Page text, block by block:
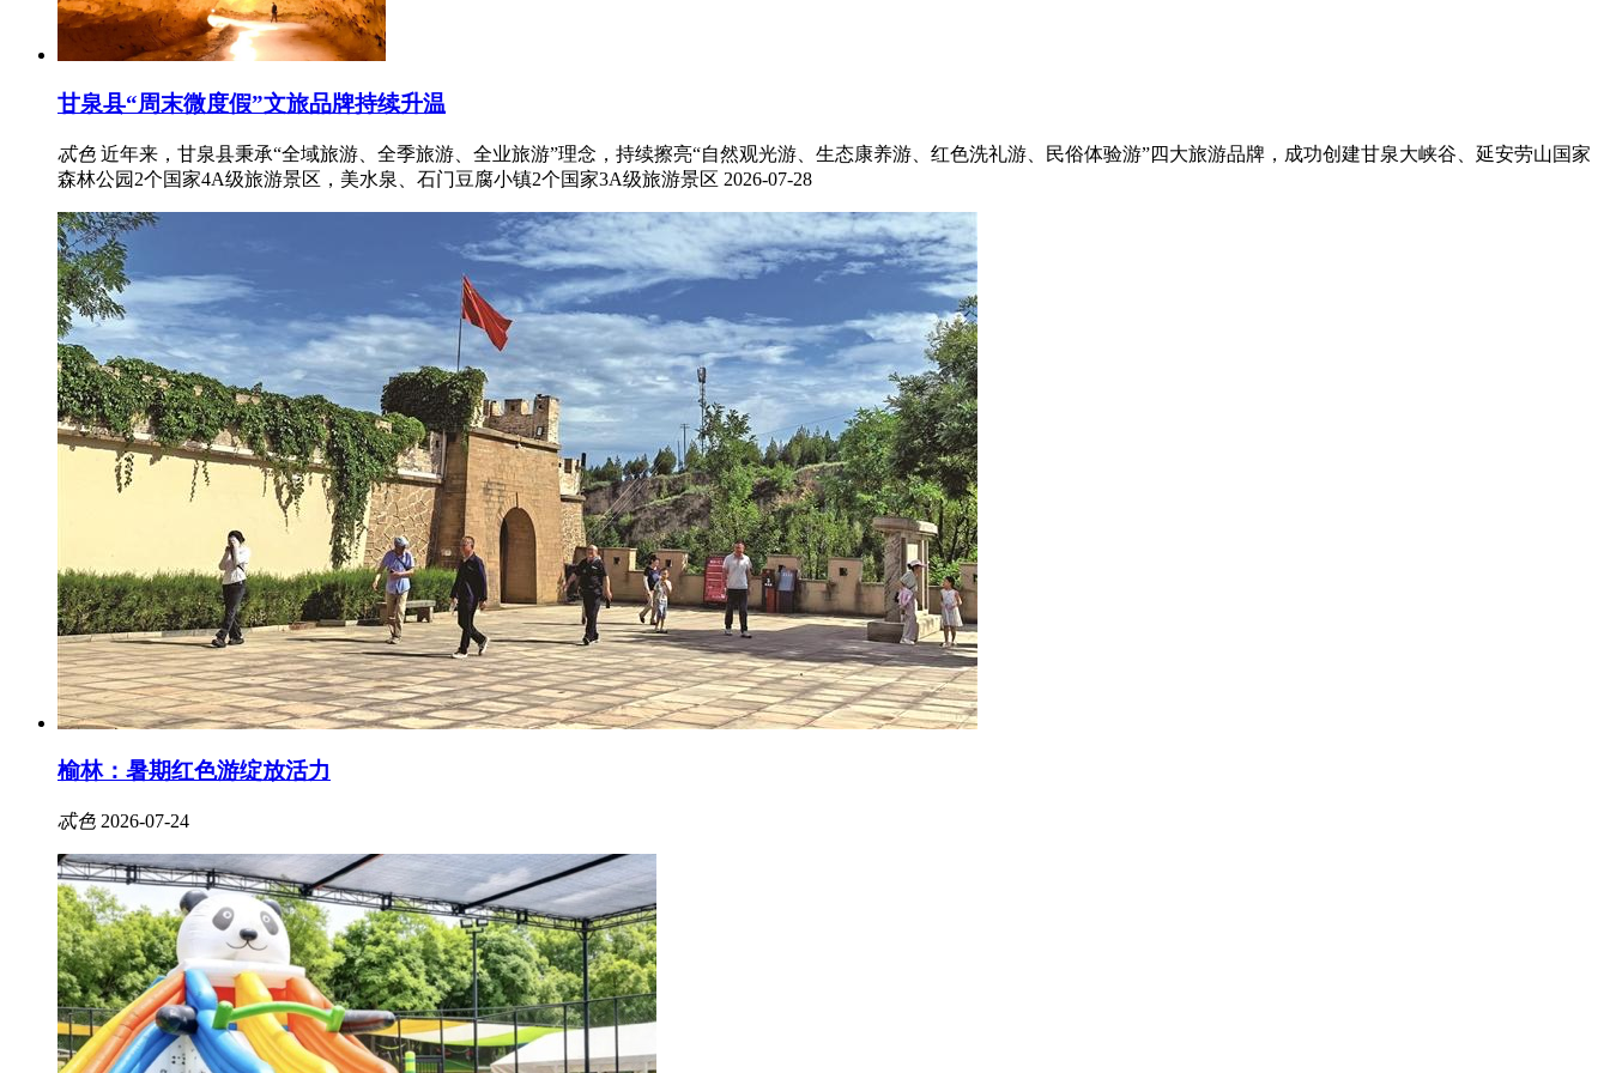
甘泉县“周末微度假”文旅品牌持续升温
忒色 近年来，甘泉县秉承“全域旅游、全季旅游、全业旅游”理念，持续擦亮“自然观光游、生态康养游、红色洗礼游、民俗体验游”四大旅游品牌，成功创建甘泉大峡谷、延安劳山国家
森林公园2个国家4A级旅游景区，美水泉、石门豆腐小镇2个国家3A级旅游景区 2026-07-28
榆林：暑期红色游绽放活力
忒色 2026-07-24